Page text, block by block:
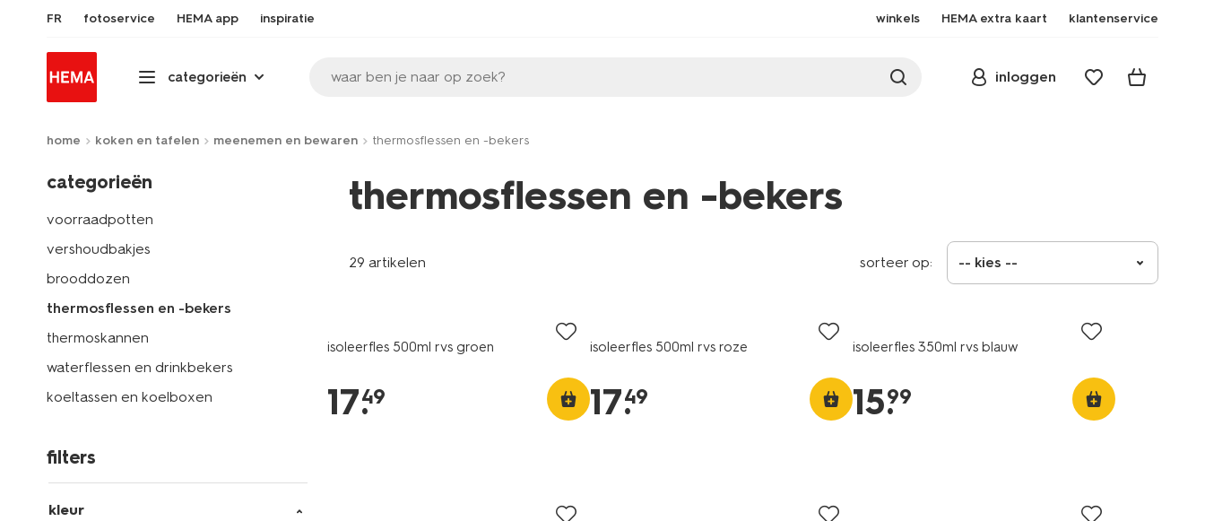
FR fotoservice HEMA app inspiratie winkels HEMA extra kaart klantenservice
categorieën waar ben je naar op zoek? inloggen
home koken en tafelen meenemen en bewaren thermosflessen en -bekers
categorieën
voorraadpotten
vershoudbakjes
brooddozen
thermosflessen en -bekers
thermoskannen
waterflessen en drinkbekers
koeltassen en koelboxen
filters
kleur
thermosflessen en -bekers
29 artikelen sorteer op: -- kies --
isoleerfles 500ml rvs groen
17.
49
isoleerfles 500ml rvs roze
17.
49
isoleerfles 350ml rvs blauw
15.
99